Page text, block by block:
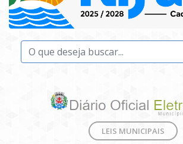
LEIS MUNICIPAIS